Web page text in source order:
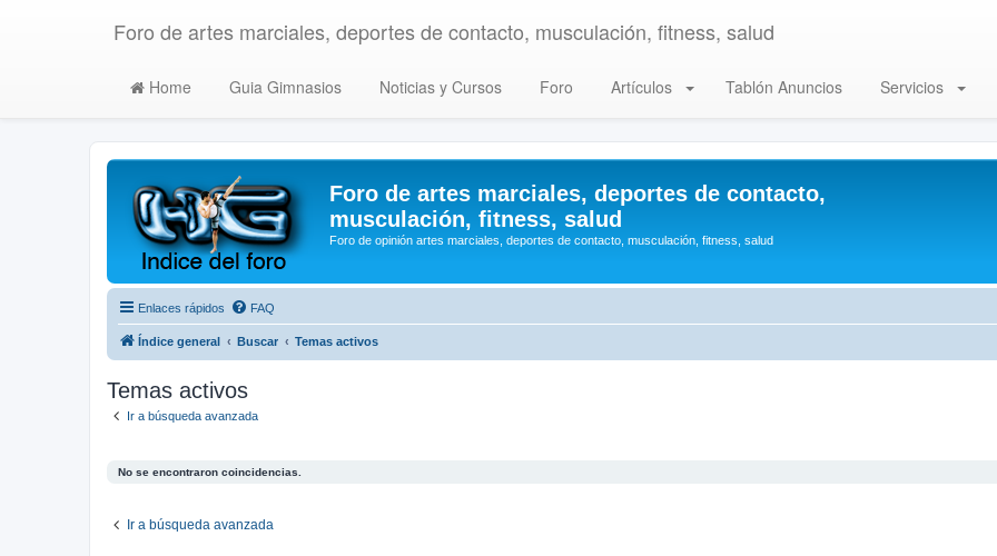
Foro de artes marciales, deportes de contacto, musculación, fitness, salud
Home Guia Gimnasios Noticias y Cursos Foro Artículos Tablón Anuncios Servicios
Foro de artes marciales, deportes de contacto,
musculación, fitness, salud
Foro de opinión artes marciales, deportes de contacto, musculación, fitness, salud
Enlaces rápidos FAQ
Índice general Buscar Temas activos
Temas activos
Ir a búsqueda avanzada
No se encontraron coincidencias.
Ir a búsqueda avanzada